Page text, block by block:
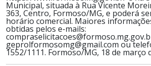
Municipal, situada à Rua Vicente
363, Centro, Formoso/MG, e poderá
horário comercial. Maiores
obtidas pelos e-mails:
geprolformosomg@gmail.com ou
1552/1111. Formoso/MG, 18 de março